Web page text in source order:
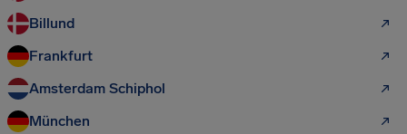
Billund
Frankfurt
Amsterdam Schiphol
München